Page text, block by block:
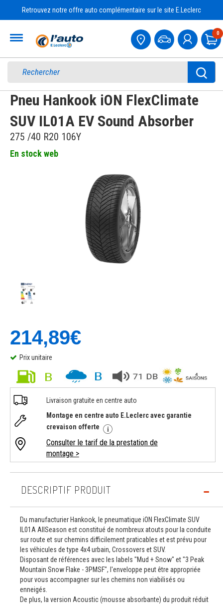
Retrouvez notre offre auto complémentaire sur le site E.Leclerc
0
Pneu Hankook iON FlexClimate
SUV IL01A EV Sound Absorber
275 /40 R20 106Y
En stock web
214,89€
Prix unitaire
Livraison gratuite en centre auto
Montage en centre auto E.Leclerc avec garantie
crevaison offerte
Consulter le tarif de la prestation de
montage >
DESCRIPTIF PRODUIT
Du manufacturier Hankook, le pneumatique iON FlexClimate SUV
IL01A AllSeason est constitué de nombreux atouts pour la conduite
sur route et sur chemins difficilement praticables et est prévu pour
les véhicules de type 4x4 urbain, Crossovers et SUV.
Disposant de références avec les labels "Mud + Snow" et "3 Peak
Mountain Snow Flake - 3PMSF", l'enveloppe peut être appropriée
pour vous accompagner sur les chemins non viabilisés ou
enneigés.
De plus, la version Acoustic (mousse absorbante) du produit réduit